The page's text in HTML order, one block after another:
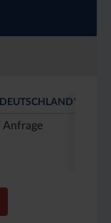
Anfrage